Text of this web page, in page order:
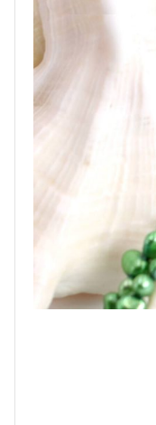
במידה:
מ"מ